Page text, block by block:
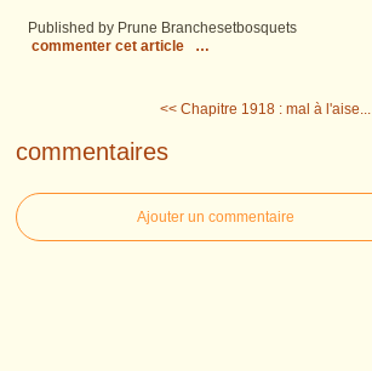
Published by Prune Branchesetbosquets
commenter cet article
…
<< Chapitre 1918 : mal à l'aise...
commentaires
Ajouter un commentaire